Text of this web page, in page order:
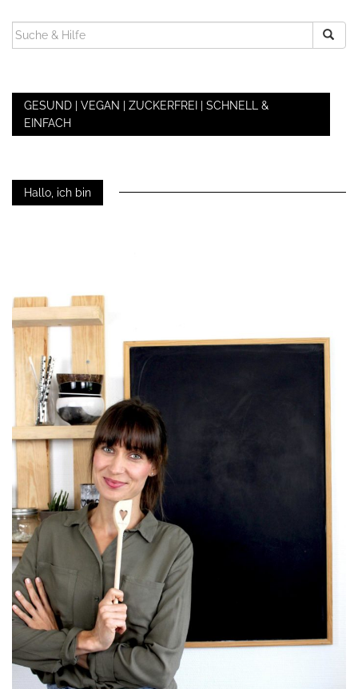
SUCHEN
NACH:
GESUND | VEGAN | ZUCKERFREI | SCHNELL &
EINFACH
Hallo, ich bin